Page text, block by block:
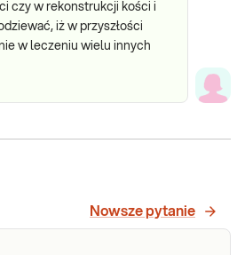
czy w rekonstrukcji kości i
iż w przyszłości
w leczeniu wielu innych
Nowsze pytanie